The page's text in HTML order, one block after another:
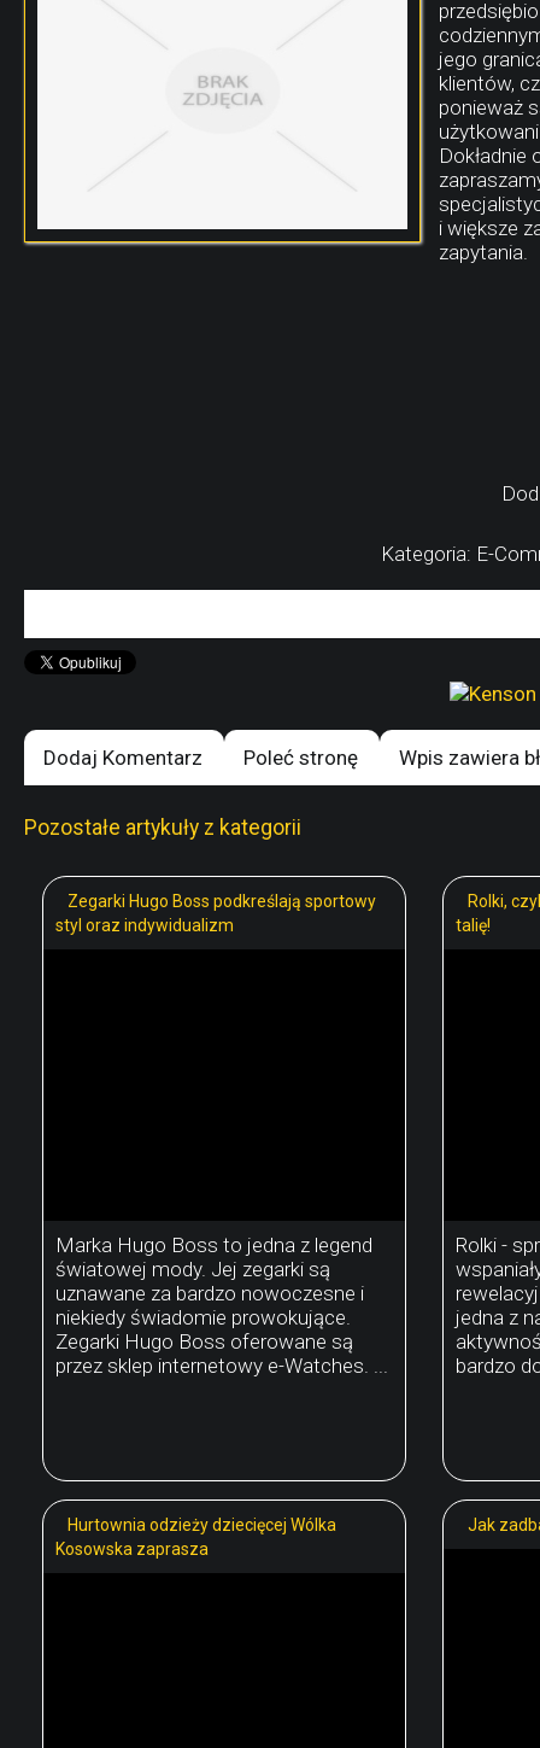
jego
klientów,
ponieważ
i większe
zapytania.
Kategoria: E-
Dodaj Komentarz Poleć stronę Wpis zawiera
Pozostałe artykuły z kategorii
Zegarki Hugo Boss podkreślają sportowy
styl oraz indywidualizm
Marka Hugo Boss to jedna z legend
światowej mody. Jej zegarki są
uznawane za bardzo nowoczesne i
niekiedy świadomie prowokujące.
Zegarki Hugo Boss oferowane są
przez sklep internetowy e-Watches. ...
Rolki,
talię!
Rolki -
jedna z
bardzo
Hurtownia odzieży dziecięcej Wólka
Kosowska zaprasza
Jak